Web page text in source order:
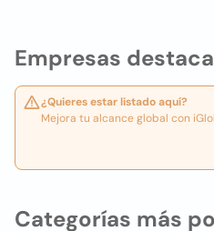
Empresas
¿Quieres estar listado aquí?
Mejora tu alcance global con
Categorías más